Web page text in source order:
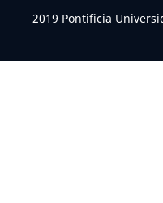
2019 Pontificia